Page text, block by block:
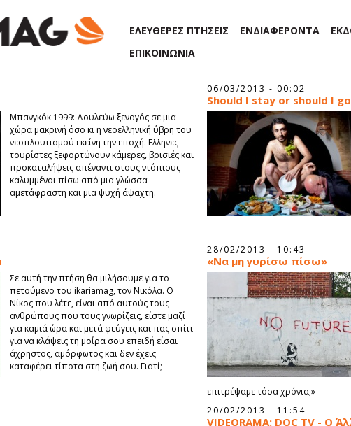
ΕΛΕΥΘΕΡΕΣ ΠΤΗΣΕΙΣ ΕΝΔΙΑΦΕΡΟΝΤΑ
ΕΠΙΚΟΙΝΩΝΙΑ
Μπανγκόκ 1999: Δουλεύω ξεναγός σε μια
χώρα μακρινή όσο κι η νεοελληνική ύβρη του
νεοπλουτισμού εκείνη την εποχή. Ελληνες
τουρίστες ξεφορτώνουν κάμερες, βρισιές και
προκαταλήψεις απέναντι στους ντόπιους
καλυμμένοι πίσω από μια γλώσσα
αμετάφραστη και μια ψυχή άψαχτη.
06/03/2013 - 00:02
Should I stay or should I
Σε αυτή την πτήση θα μιλήσουμε για το
πετούμενο του ikariamag, τον Νικόλα. Ο
Νίκος που λέτε, είναι από αυτούς τους
ανθρώπους που τους γνωρίζεις, είστε μαζί
για καμιά ώρα και μετά φεύγεις και πας σπίτι
για να κλάψεις τη μοίρα σου επειδή είσαι
άχρηστος, αμόρφωτος και δεν έχεις
καταφέρει τίποτα στη ζωή σου. Γιατί;
28/02/2013 - 10:43
«Να μη γυρίσω πίσω»
επιτρέψαμε τόσα χρόνια;»
20/02/2013 - 11:54
VIDEORAMA: DOC TV - Ο